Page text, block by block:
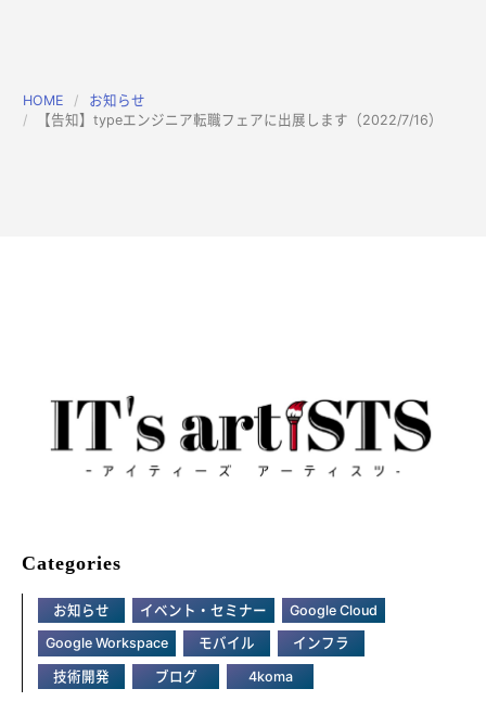
HOME
お知らせ
【告知】typeエンジニア転職フェアに出展します（2022/7/16）
Categories
お知らせ イベント・セミナー Google Cloud
Google Workspace モバイル インフラ
技術開発 ブログ 4koma